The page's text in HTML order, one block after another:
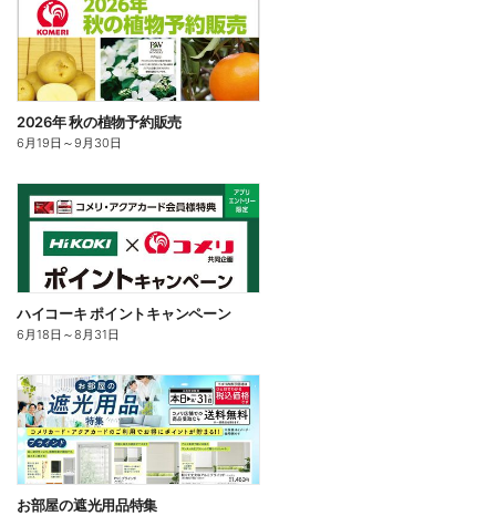
2026年 秋の植物予約販売
6月19日 ～9月30日
ハイコーキ ポイントキャンペーン
6月18日 ～8月31日
お部屋の遮光用品特集